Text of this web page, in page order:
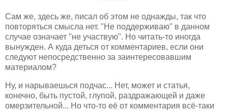
Сам же, здесь же, писал об этом не однажды, так что
повторяться смысла нет. "Не поддерживаю" в данном
случае означает "не участвую". Но читать-то иногда
вынужден. А куда деться от комментариев, если они
следуют непосредственно за заинтересовавшим
материалом?
Ну, и нарываешься подчас... Нет, может и статья,
конечно, быть пустой, глупой, раздражающей и даже
омерзительной... Но что-то её от комментария всё-таки